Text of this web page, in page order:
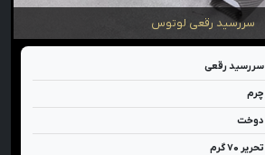
سررسید رقعی لوتوس
سررسید رقعی
چرم
دوخت
تحریر ۷۰ گرم